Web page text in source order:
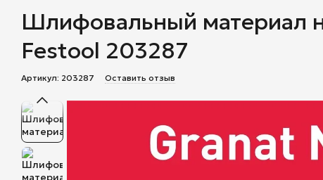
Шлифовальный материал
Festool 203287
Артикул: 203287 Оставить отзыв